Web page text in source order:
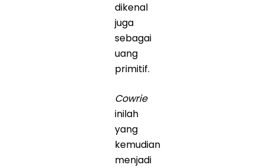
dikenal
juga
sebagai
uang
primitif.
Cowrie
inilah
yang
kemudian
menjadi